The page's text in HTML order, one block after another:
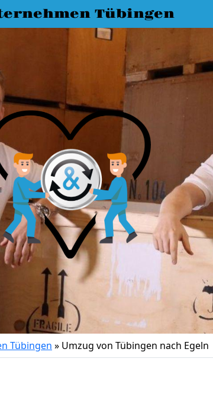
Tübingen
Tübingen » Umzug von Tübingen nach Egeln